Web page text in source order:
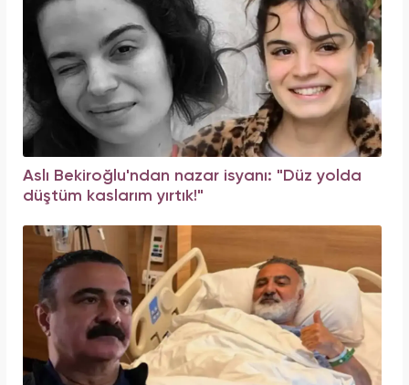
Aslı Bekiroğlu'ndan nazar isyanı: "Düz yolda
düştüm kaslarım yırtık!"